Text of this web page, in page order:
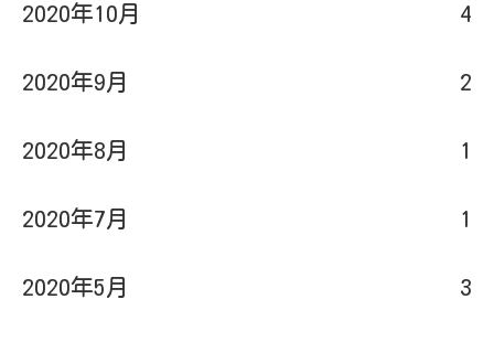
2020年10月 4
2020年9月 2
2020年8月 1
2020年7月 1
2020年5月 3